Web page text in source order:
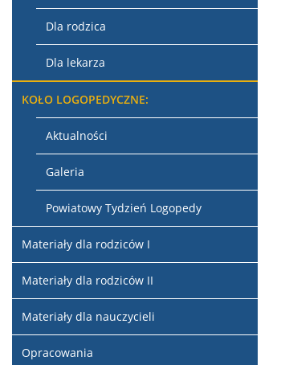
Dla rodzica
Dla lekarza
KOŁO LOGOPEDYCZNE:
Aktualności
Galeria
Powiatowy Tydzień Logopedy
Materiały dla rodziców I
Materiały dla rodziców II
Materiały dla nauczycieli
Opracowania